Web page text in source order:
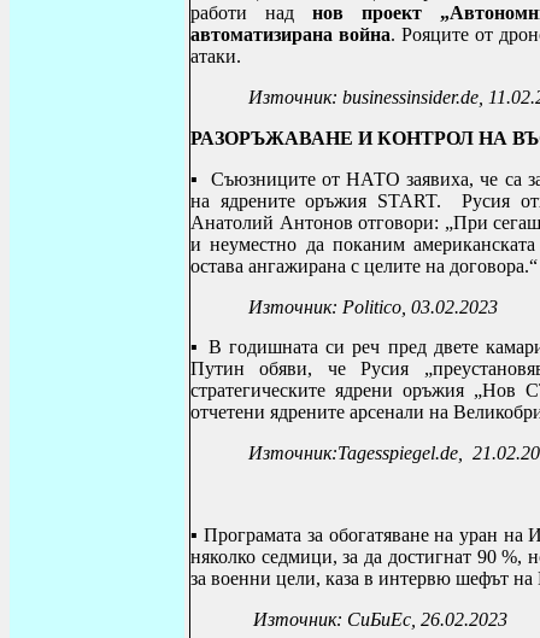
работи наднов проект
автоматизирана война. Рояците от
атаки.
Източник: businessinsider.de,
РАЗОРЪЖАВАНЕ И КОНТРОЛ НА
▪
Съюзниците от НАТО заявиха, че са
на ядрените оръжия START.
Русия
Анатолий Антонов отговори: „При
и неуместно да поканим
остава ангажирана с целите на договора.“
Източник: Politico , 03.02.2023
▪ В годишната си реч пред двете
Путин обяви, че Русия
стратегическите ядрени оръжия
отчетени ядрените арсенали на
Източник:Tagesspiegel.de,
▪ Програмата за обогатяване на уран
няколко седмици, за да достигнат 90 %,
за военни цели, каза в интервю шефът
Източник: СиБиЕс, 26.02.2023